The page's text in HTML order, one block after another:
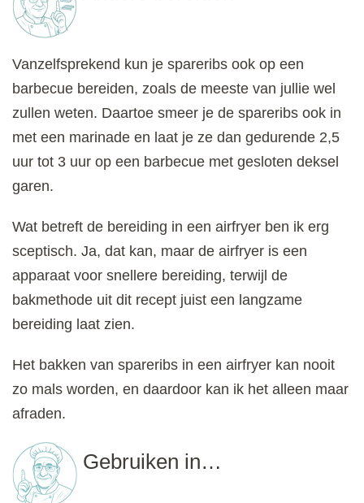
Vanzelfsprekend kun je spareribs ook op een
barbecue bereiden, zoals de meeste van jullie wel
zullen weten. Daartoe smeer je de spareribs ook in
met een marinade en laat je ze dan gedurende 2,5
uur tot 3 uur op een barbecue met gesloten deksel
garen.
Wat betreft de bereiding in een airfryer ben ik erg
sceptisch. Ja, dat kan, maar de airfryer is een
apparaat voor snellere bereiding, terwijl de
bakmethode uit dit recept juist een langzame
bereiding laat zien.
Het bakken van spareribs in een airfryer kan nooit
zo mals worden, en daardoor kan ik het alleen maar
afraden.
Gebruiken in…